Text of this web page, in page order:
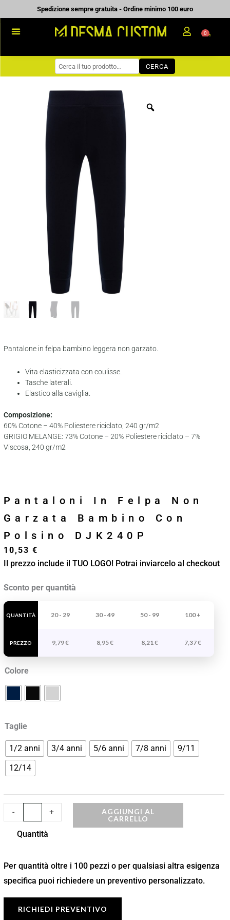
al
contenuto
Spedizione sempre gratuita - Ordine minimo 100 euro
WORKWEAR
COME ORDINARE
PREVENTIVI
CHI SIAMO
0
CERCA
Pantalone in felpa bambino leggera non garzato.
Vita elasticizzata con coulisse.
Tasche laterali.
Elastico alla caviglia.
Composizione:
60% Cotone – 40% Poliestere riciclato, 240 gr/m2
GRIGIO MELANGE: 73% Cotone – 20% Poliestere riciclato – 7%
Viscosa, 240 gr/m2
Pantaloni In Felpa Non
Garzata Bambino Con
Polsino DJK240P
10,53 €
Il prezzo include il TUO LOGO! Potrai inviarcelo al checkout
Sconto per quantità
QUANTITÀ
PREZZO
20 - 29 30 - 49 50 - 99 100 +
9,79€ 8,95€ 8,21 € 7,37€
Colore
Taglie
1/2 anni 3/4 anni 5/6 anni 7/8 anni
9/11
12/14
-
Pantaloni
In
Felpa
Garzata
Bambino
Con
Polsino
DJK240P
+
AGGIUNGI AL
CARRELLO
Quantità
Per quantità oltre i 100 pezzi o per qualsiasi altra esigenza
specifica puoi richiedere un preventivo personalizzato.
RICHIEDI PREVENTIVO